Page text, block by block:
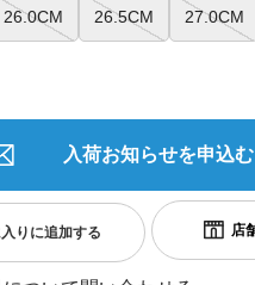
26.0CM 26.5CM 27.0CM
りに追加する
入荷お知らせを申込む